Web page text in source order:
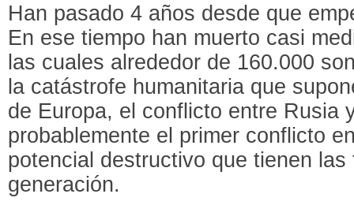
Han pasado 4 años desde que
En ese tiempo han muerto casi
las cuales alrededor de 160.000
la catástrofe humanitaria que
de Europa, el conflicto entre Rusia
probablemente el primer conflicto
potencial destructivo que tienen
generación.